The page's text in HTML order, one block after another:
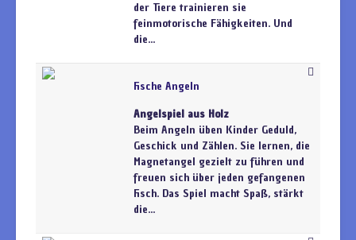
der Tiere trainieren sie
feinmotorische Fähigkeiten. Und
die...
Fische Angeln
Angelspiel aus Holz
Beim Angeln üben Kinder Geduld,
Geschick und Zählen. Sie lernen, die
Magnetangel gezielt zu führen und
freuen sich über jeden gefangenen
Fisch. Das Spiel macht Spaß, stärkt
die...